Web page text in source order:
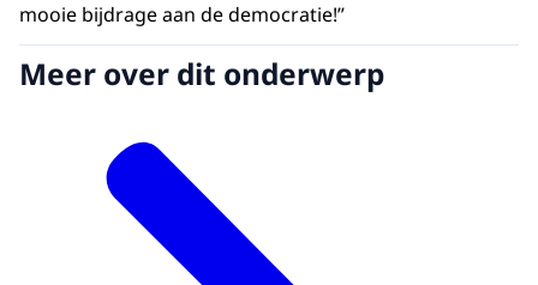
mooie bijdrage aan de democratie!”
Meer over dit onderwerp